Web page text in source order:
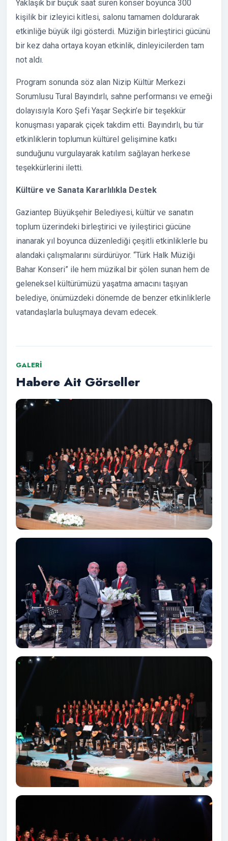
Yaklaşık bir buçuk saat süren konser boyunca 300
kişilik bir izleyici kitlesi, salonu tamamen doldurarak
etkinliğe büyük ilgi gösterdi. Müziğin birleştirici gücünü
bir kez daha ortaya koyan etkinlik, dinleyicilerden tam
not aldı.
Program sonunda söz alan Nizip Kültür Merkezi
Sorumlusu Tural Bayındırlı, sahne performansı ve emeği
dolayısıyla Koro Şefi Yaşar Seçkin’e bir teşekkür
konuşması yaparak çiçek takdim etti. Bayındırlı, bu tür
etkinliklerin toplumun kültürel gelişimine katkı
sunduğunu vurgulayarak katılım sağlayan herkese
teşekkürlerini iletti.
Kültüre ve Sanata Kararlılıkla Destek
Gaziantep Büyükşehir Belediyesi, kültür ve sanatın
toplum üzerindeki birleştirici ve iyileştirici gücüne
inanarak yıl boyunca düzenlediği çeşitli etkinliklerle bu
alandaki çalışmalarını sürdürüyor. “Türk Halk Müziği
Bahar Konseri” ile hem müzikal bir şölen sunan hem de
geleneksel kültürümüzü yaşatma amacını taşıyan
belediye, önümüzdeki dönemde de benzer etkinliklerle
vatandaşlarla buluşmaya devam edecek.
GALERI
Habere Ait Görseller